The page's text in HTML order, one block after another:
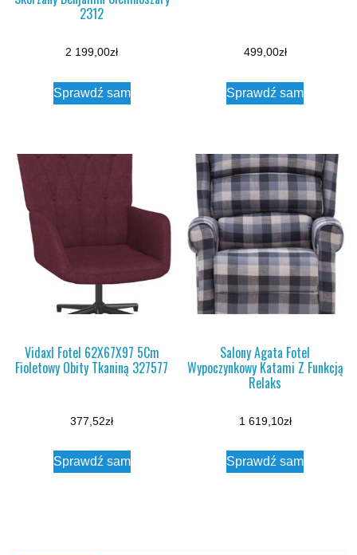
2312
2 199,00zł
Sprawdź sam
499,00zł
Sprawdź sam
Vidaxl Fotel 62X67X97 5Cm
Fioletowy Obity Tkaniną 327577
377,52zł
Sprawdź sam
Salony Agata Fotel
Wypoczynkowy Katami Z Funkcją
Relaks
1 619,10zł
Sprawdź sam